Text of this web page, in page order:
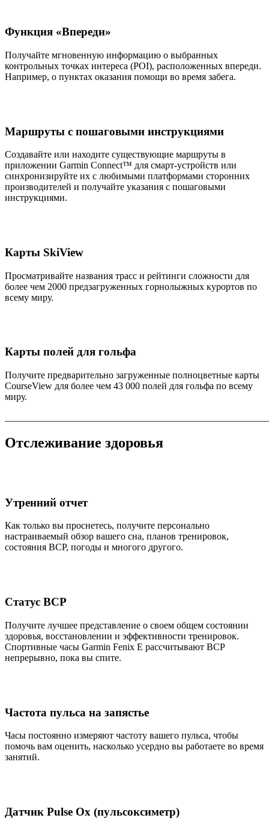
Функция «Впереди»
Получайте мгновенную информацию о выбранных
контрольных точках интереса (POI), расположенных впереди.
Например, о пунктах оказания помощи во время забега.
Маршруты с пошаговыми инструкциями
Создавайте или находите существующие маршруты в
приложении Garmin Connect™ для смарт-устройств или
синхронизируйте их с любимыми платформами сторонних
производителей и получайте указания с пошаговыми
инструкциями.
Карты SkiView
Просматривайте названия трасс и рейтинги сложности для
более чем 2000 предзагруженных горнолыжных курортов по
всему миру.
Карты полей для гольфа
Получите предварительно загруженные полноцветные карты
CourseView для более чем 43 000 полей для гольфа по всему
миру.
Отслеживание здоровья
Утренний отчет
Как только вы проснетесь, получите персонально
настраиваемый обзор вашего сна, планов тренировок,
состояния ВСР, погоды и многого другого.
Статус ВСР
Получите лучшее представление о своем общем состоянии
здоровья, восстановлении и эффективности тренировок.
Спортивные часы Garmin Fenix E рассчитывают ВСР
непрерывно, пока вы спите.
Частота пульса на запястье
Часы постоянно измеряют частоту вашего пульса, чтобы
помочь вам оценить, насколько усердно вы работаете во время
занятий.
Датчик Pulse Ox (пульсоксиметр)